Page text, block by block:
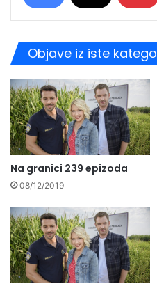
Objave iz iste
Na granici 239 epizoda
08/12/2019